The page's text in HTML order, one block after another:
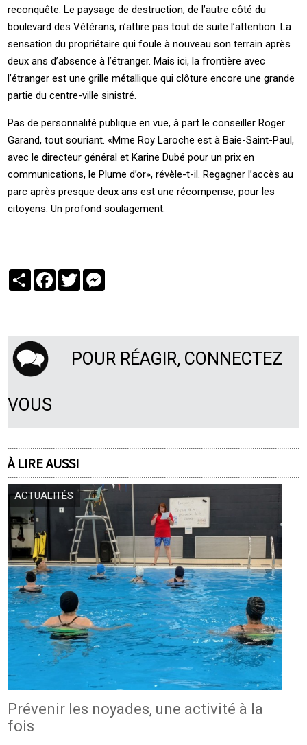
reconquête. Le paysage de destruction, de l’autre côté du
boulevard des Vétérans, n’attire pas tout de suite l’attention. La
sensation du propriétaire qui foule à nouveau son terrain après
deux ans d’absence à l’étranger. Mais ici, la frontière avec
l’étranger est une grille métallique qui clôture encore une grande
partie du centre-ville sinistré.
Pas de personnalité publique en vue, à part le conseiller Roger
Garand, tout souriant. «Mme Roy Laroche est à Baie-Saint-Paul,
avec le directeur général et Karine Dubé pour un prix en
communications, le Plume d’or», révèle-t-il. Regagner l’accès au
parc après presque deux ans est une récompense, pour les
citoyens. Un profond soulagement.
PartagerFacebook
Twitter
POUR RÉAGIR, CONNECTEZ
VOUS
À LIRE AUSSI
ACTUALITÉS
Prévenir les noyades, une activité à la
fois